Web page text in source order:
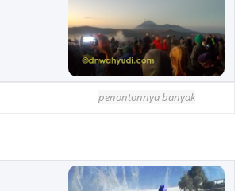
penontonnya banyak